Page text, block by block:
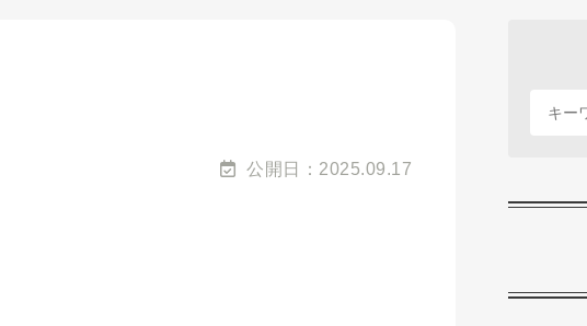
公開日：2025.09.17